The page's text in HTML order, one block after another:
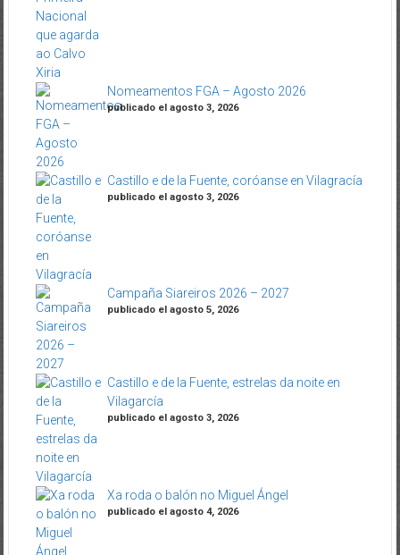
Nomeamentos FGA – Agosto 2026
publicado el agosto 3, 2026
Castillo e de la Fuente, coróanse en Vilagracía
publicado el agosto 3, 2026
Campaña Siareiros 2026 – 2027
publicado el agosto 5, 2026
Castillo e de la Fuente, estrelas da noite en
Vilagarcía
publicado el agosto 3, 2026
Xa roda o balón no Miguel Ángel
publicado el agosto 4, 2026